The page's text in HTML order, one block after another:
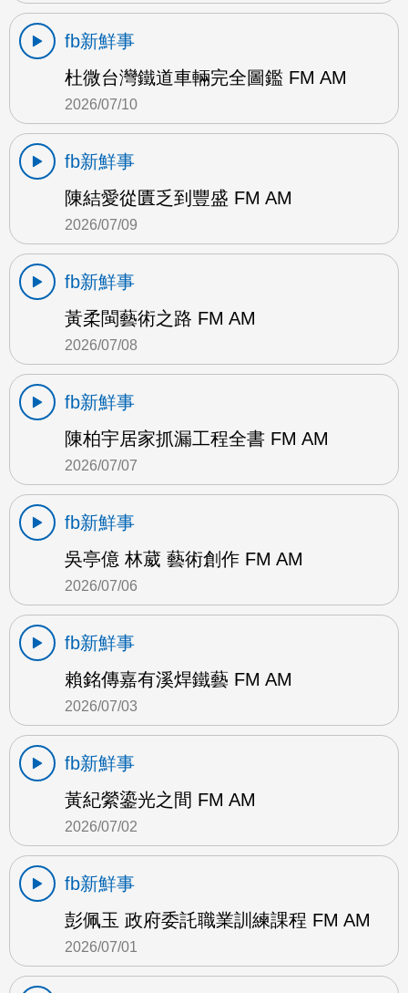
fb新鮮事
杜微台灣鐵道車輛完全圖鑑 FM AM
2026/07/10
fb新鮮事
陳結愛從匱乏到豐盛 FM AM
2026/07/09
fb新鮮事
黃柔閩藝術之路 FM AM
2026/07/08
fb新鮮事
陳柏宇居家抓漏工程全書 FM AM
2026/07/07
fb新鮮事
吳亭億 林葳 藝術創作 FM AM
2026/07/06
fb新鮮事
賴銘傳嘉有溪焊鐵藝 FM AM
2026/07/03
fb新鮮事
黃紀縈鎏光之間 FM AM
2026/07/02
fb新鮮事
彭佩玉 政府委託職業訓練課程 FM AM
2026/07/01